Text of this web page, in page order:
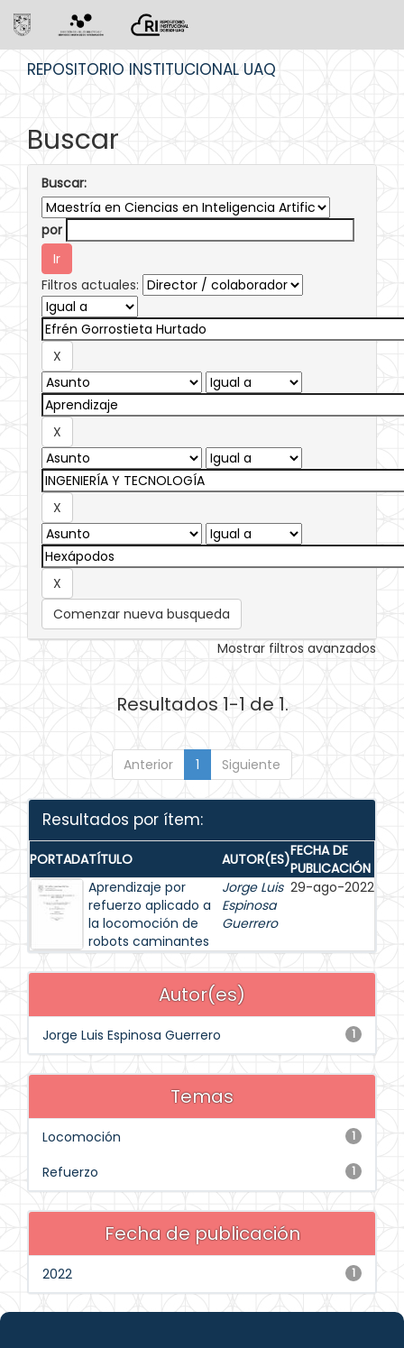
REPOSITORIO INSTITUCIONAL UAQ
Buscar
Buscar:
por
Filtros actuales:
Comenzar nueva busqueda
Mostrar filtros avanzados
Resultados 1-1 de 1.
Anterior 1 Siguiente
Resultados por ítem:
PORTADATÍTULO AUTOR(ES)FECHA DE
PUBLICACIÓN
Aprendizaje por
refuerzo aplicado a
la locomoción de
robots caminantes
Jorge Luis
Espinosa
Guerrero
29-ago-2022
Autor(es)
1
Jorge Luis Espinosa Guerrero
Temas
1
Locomoción
1
Refuerzo
Fecha de publicación
1
2022